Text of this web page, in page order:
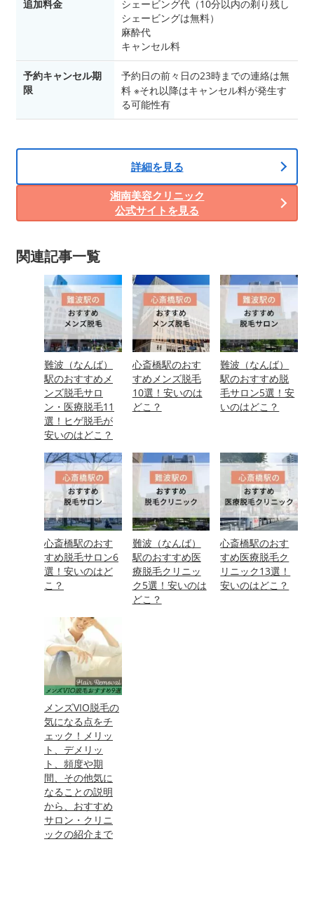
追加料金
シェービング代（10分以内の剃り残し
シェービングは無料）
麻酔代
キャンセル料
予約キャンセル期
限
予約日の前々日の23時までの連絡は無
料 ※それ以降はキャンセル料が発生す
る可能性有
詳細を見る
湘南美容クリニック
公式サイトを見る
関連記事一覧
難波（なんば）
駅のおすすめメ
ンズ脱毛サロ
ン・医療脱毛11
選！ヒゲ脱毛が
安いのはどこ？
心斎橋駅のおす
すめメンズ脱毛
10選！安いのは
どこ？
難波（なんば）
駅のおすすめ脱
毛サロン5選！安
いのはどこ？
心斎橋駅のおす
すめ脱毛サロン6
選！安いのはど
こ？
難波（なんば）
駅のおすすめ医
療脱毛クリニッ
ク5選！安いのは
どこ？
心斎橋駅のおす
すめ医療脱毛ク
リニック13選！
安いのはどこ？
メンズVIO脱毛の
気になる点をチ
ェック！メリッ
ト、デメリッ
ト、頻度や期
間、その他気に
なることの説明
から、おすすめ
サロン・クリニ
ックの紹介まで